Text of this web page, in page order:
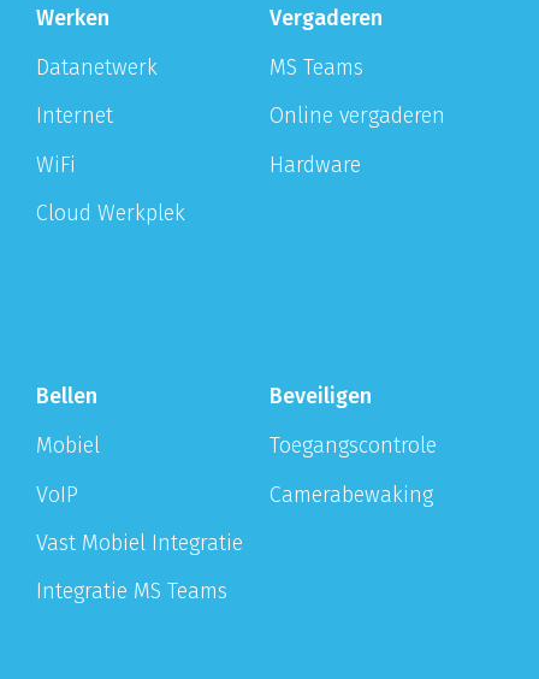
Werken
Datanetwerk
Internet
WiFi
Cloud Werkplek
Vergaderen
MS Teams
Online vergaderen
Hardware
Bellen
Mobiel
VoIP
Vast Mobiel Integratie
Integratie MS Teams
Beveiligen
Toegangscontrole
Camerabewaking